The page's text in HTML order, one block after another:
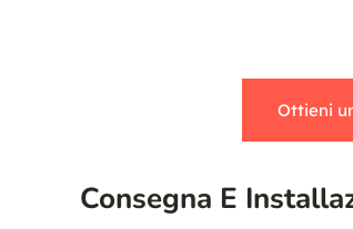
Ottieni
Consegna E